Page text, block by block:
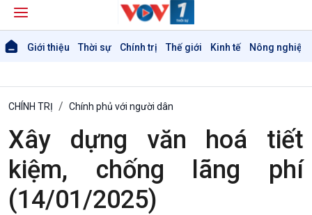
Giới thiệu Thời sự Chính trị Thế giới Kinh tế Nông nghiệp
Giới thiệu
Thời sự
Thời sự 6h
CHÍNH TRỊ Chính phủ với người dân
Xây dựng văn hoá tiết
kiệm, chống lãng phí
(14/01/2025)